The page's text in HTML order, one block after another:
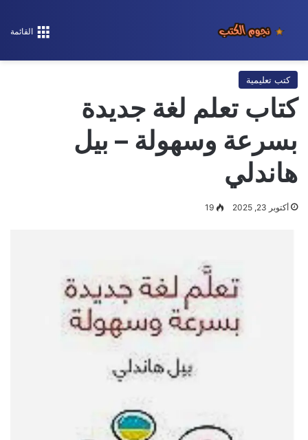
القائمة
كتب تعليمية
كتاب تعلم لغة جديدة
بسرعة وسهولة – بيل
هاندلي
أكتوبر 23, 2025 19